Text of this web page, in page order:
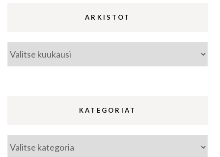
ARKISTOT
Arkistot
KATEGORIAT
Kategoriat